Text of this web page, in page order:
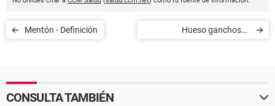
Mentón - Definición
Hueso ganchoso -
CONSULTA TAMBIÉN